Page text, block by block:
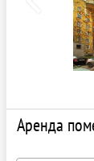
Аренда